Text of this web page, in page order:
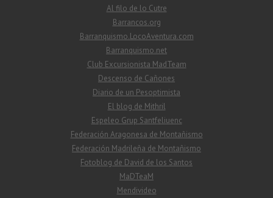
Al filo de lo Cutre
Barrancos.org
Barranquismo.LocoAventura.com
Barranquismo.net
Club Excursionista MadTeam
Descenso de Cañones
Diario de un Pesoptimista
El blog de Mithril
Espeleo Grup Santfeliuenc
Federación Aragonesa de Montañismo
Federación Madrileña de Montañismo
Fotoblog de David de los Santos
MaDTeaM
Mendivideo